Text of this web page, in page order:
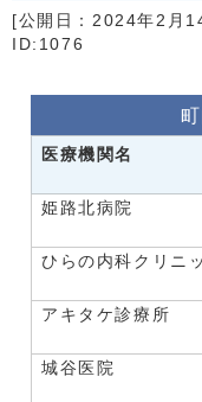
[公開日： 2024年2月
ID:1076
医療機関名
姫路北病院
ひらの内科クリニ
アキタケ診療所
城谷医院